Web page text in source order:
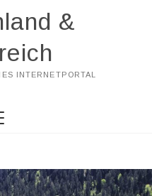
&
INTERNETPORTAL